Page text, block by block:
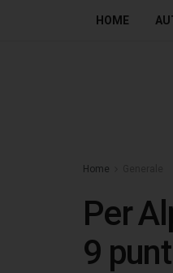
HOME
Home
Per
9